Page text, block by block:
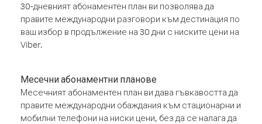
30-дневният абонаментен план ви позволява да
правите международни разговори към дестинация по
ваш избор в продължение на 30 дни с ниските цени на
Viber.
Месечни абонаментни планове
Месечният абонаментен план ви дава гъвкавостта да
правите международни обаждания към стационарни и
мобилни телефони на ниски цени, без да се налага да